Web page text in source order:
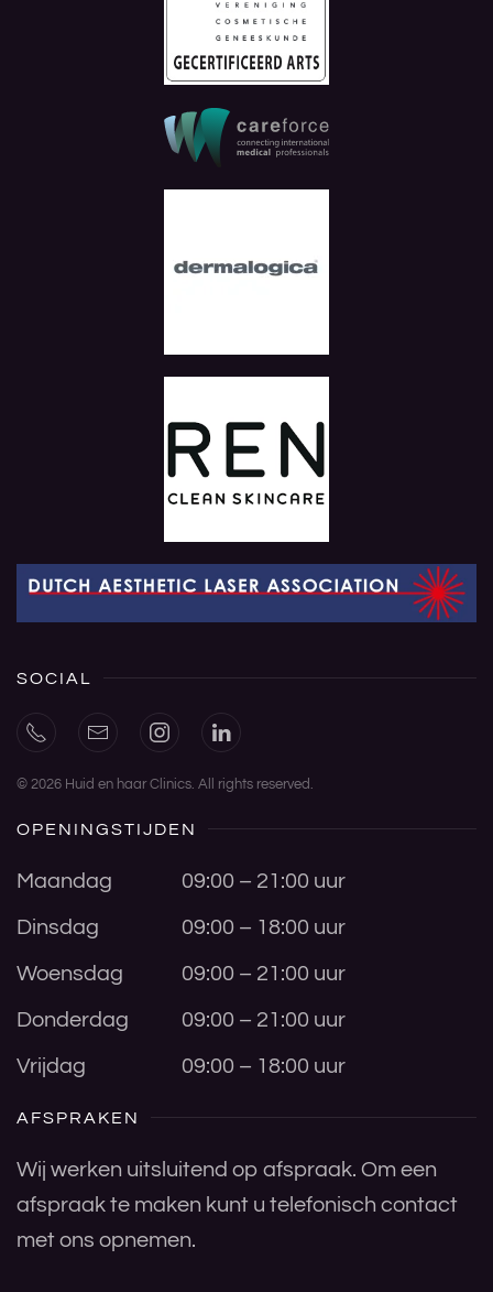
SOCIAL
© 2026 Huid en haar Clinics. All rights reserved.
OPENINGSTIJDEN
Maandag 09:00 – 21:00 uur
Dinsdag 09:00 – 18:00 uur
Woensdag 09:00 – 21:00 uur
Donderdag 09:00 – 21:00 uur
Vrijdag 09:00 – 18:00 uur
AFSPRAKEN
Wij werken uitsluitend op afspraak. Om een
afspraak te maken kunt u telefonisch contact
met ons opnemen.